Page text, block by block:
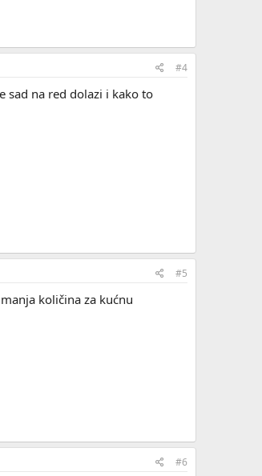
#4
sad na red dolazi i kako to
#5
količina za kućnu
#6